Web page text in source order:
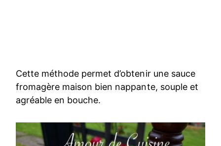
Cette méthode permet d’obtenir une sauce
fromagère maison bien nappante, souple et
agréable en bouche.